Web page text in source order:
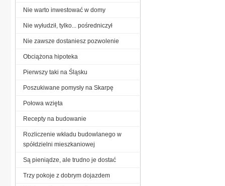
Nie warto inwestować w domy
Nie wyłudził, tylko... pośredniczył
Nie zawsze dostaniesz pozwolenie
Obciążona hipoteka
Pierwszy taki na Śląsku
Poszukiwane pomysły na Skarpę
Połowa wzięta
Recepty na budowanie
Rozliczenie wkładu budowlanego w
spółdzielni mieszkaniowej
Są pieniądze, ale trudno je dostać
Trzy pokoje z dobrym dojazdem